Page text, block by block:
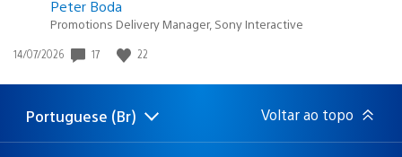
Peter Boda
Promotions Delivery Manager, Sony Interactive
Data
publicação:
14/07/2026 17 22
Selecione
uma
Região
atual:
Portuguese (Br) Voltar ao topo